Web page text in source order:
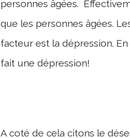
personnes âgées.
que les personnes âgées.
facteur est la dépression.
fait une dépression!
A coté de cela citons le